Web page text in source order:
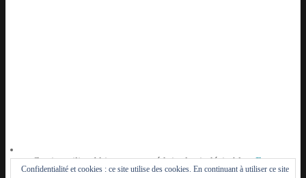
Ce site utilise Akismet pour réduire les indésirables.En
Confidentialité et cookies : ce site utilise des cookies. En continuant à utiliser ce site